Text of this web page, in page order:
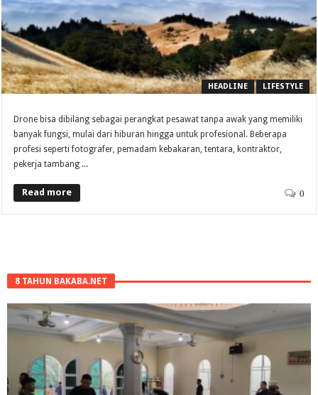
HEADLINE LIFESTYLE
Drone bisa dibilang sebagai perangkat pesawat tanpa awak yang memiliki
banyak fungsi, mulai dari hiburan hingga untuk profesional. Beberapa
profesi seperti fotografer, pemadam kebakaran, tentara, kontraktor,
pekerja tambang ...
Read more 0
8 TAHUN BAKABA.NET